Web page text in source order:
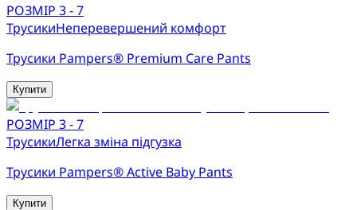
РОЗМІР 3 - 7
ТрусикиНеперевершений комфорт
Трусики Pampers® Premium Care Pants
Купити
РОЗМІР 3 - 7
ТрусикиЛегка зміна підгузка
Трусики Pampers® Active Baby Pants
Купити